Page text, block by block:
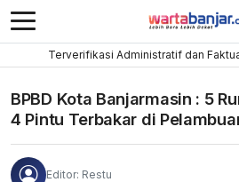
Terverifikasi Administratif dan
BPBD Kota Banjarmasin : 5
4 Pintu Terbakar di
Editor: Restu